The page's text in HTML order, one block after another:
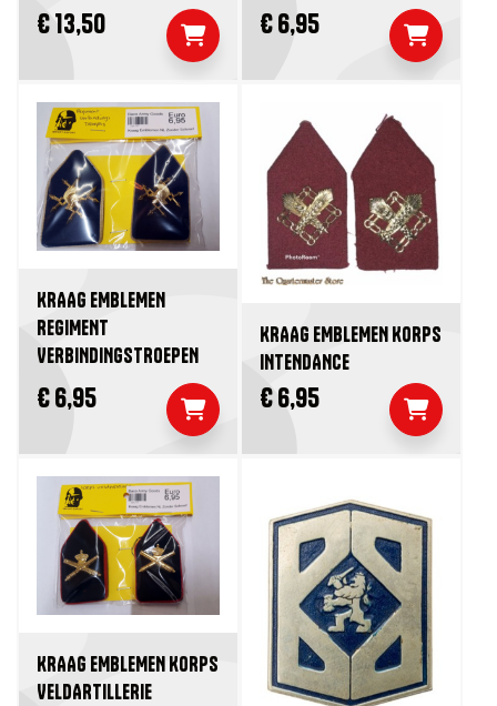
€ 13,50 € 6,95
KRAAG EMBLEMEN
REGIMENT
VERBINDINGSTROEPEN
€ 6,95
KRAAG EMBLEMEN KORPS
INTENDANCE
€ 6,95
KRAAG EMBLEMEN KORPS
VELDARTILLERIE